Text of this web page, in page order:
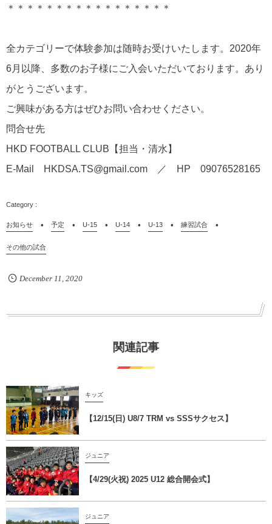
＊＊＊＊＊＊＊＊＊＊＊＊＊＊＊＊＊
全カテゴリーで体験参加は随時お受けいたします。2020年
6月以降、多数のお子様にご入会いただいております。あり
がとうございます。
ご興味がある方はぜひお問い合わせください。
問合せ先
HKD FOOTBALL CLUB【担当・清水】
E-Mail HKDSA.TS@gmail.com ／ HP 09076528165
お知らせ 予定 U-15 U-14 U-13 練習試合
その他の試合
December 11 , 2020
関連記事
キッズ
【12/15(日) U8/7 TRM vs SSSサクセス】
ジュニア
【4/29(火祝) 2025 U12 総合開会式】
ジュニア